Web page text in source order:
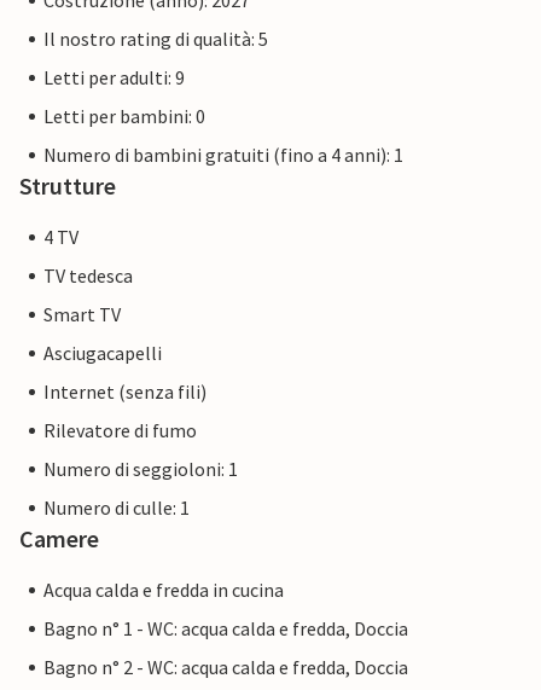
Il nostro rating di qualità: 5
Letti per adulti: 9
Letti per bambini: 0
Numero di bambini gratuiti (fino a 4 anni): 1
Strutture
4 TV
TV tedesca
Smart TV
Asciugacapelli
Internet (senza fili)
Rilevatore di fumo
Numero di seggioloni: 1
Numero di culle: 1
Camere
Acqua calda e fredda in cucina
Bagno n° 1 - WC: acqua calda e fredda, Doccia
Bagno n° 2 - WC: acqua calda e fredda, Doccia